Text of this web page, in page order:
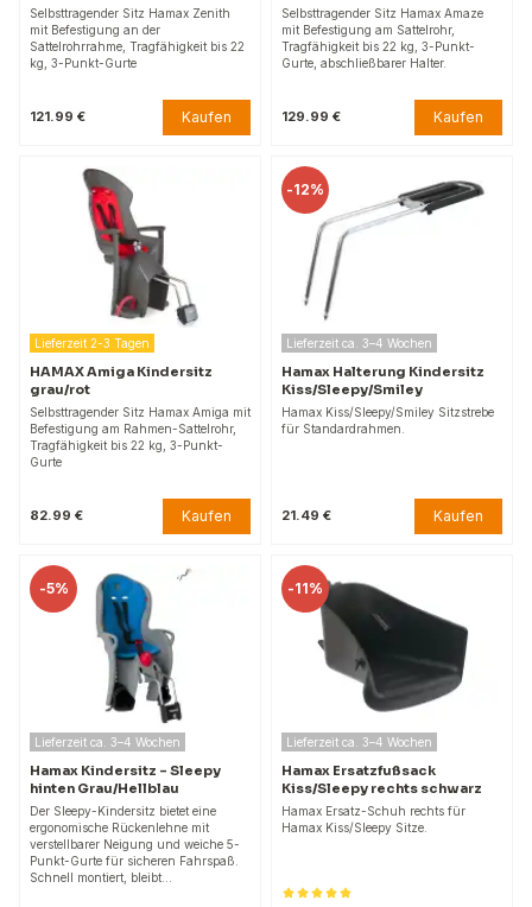
Selbsttragender Sitz Hamax Zenith
mit Befestigung an der
Sattelrohrrahme, Tragfähigkeit bis 22
kg, 3-Punkt-Gurte
121.99 € Kaufen
Selbsttragender Sitz Hamax Amaze
mit Befestigung am Sattelrohr,
Tragfähigkeit bis 22 kg, 3-Punkt-
Gurte, abschließbarer Halter.
129.99 € Kaufen
Lieferzeit 2-3 Tagen
HAMAX Amiga Kindersitz
grau/rot
Selbsttragender Sitz Hamax Amiga mit
Befestigung am Rahmen-Sattelrohr,
Tragfähigkeit bis 22 kg, 3-Punkt-
Gurte
82.99 € Kaufen
-12%
Lieferzeit ca. 3–4 Wochen
Hamax Halterung Kindersitz
Kiss/Sleepy/Smiley
Hamax Kiss/Sleepy/Smiley Sitzstrebe
für Standardrahmen.
21.49 € Kaufen
-5%
Lieferzeit ca. 3–4 Wochen
Hamax Kindersitz – Sleepy
hinten Grau/Hellblau
Der Sleepy-Kindersitz bietet eine
ergonomische Rückenlehne mit
verstellbarer Neigung und weiche 5-
Punkt-Gurte für sicheren Fahrspaß.
Schnell montiert, bleibt…
-11%
Lieferzeit ca. 3–4 Wochen
Hamax Ersatzfußsack
Kiss/Sleepy rechts schwarz
Hamax Ersatz-Schuh rechts für
Hamax Kiss/Sleepy Sitze.